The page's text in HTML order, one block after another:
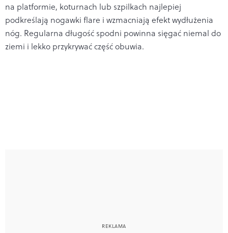
na platformie, koturnach lub szpilkach najlepiej
podkreślają nogawki flare i wzmacniają efekt wydłużenia
nóg. Regularna długość spodni powinna sięgać niemal do
ziemi i lekko przykrywać część obuwia.